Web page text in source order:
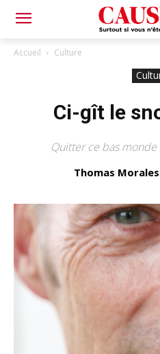
Accueil Culture
Ci-gît le
Quitter ce bas monde
Thomas Morales